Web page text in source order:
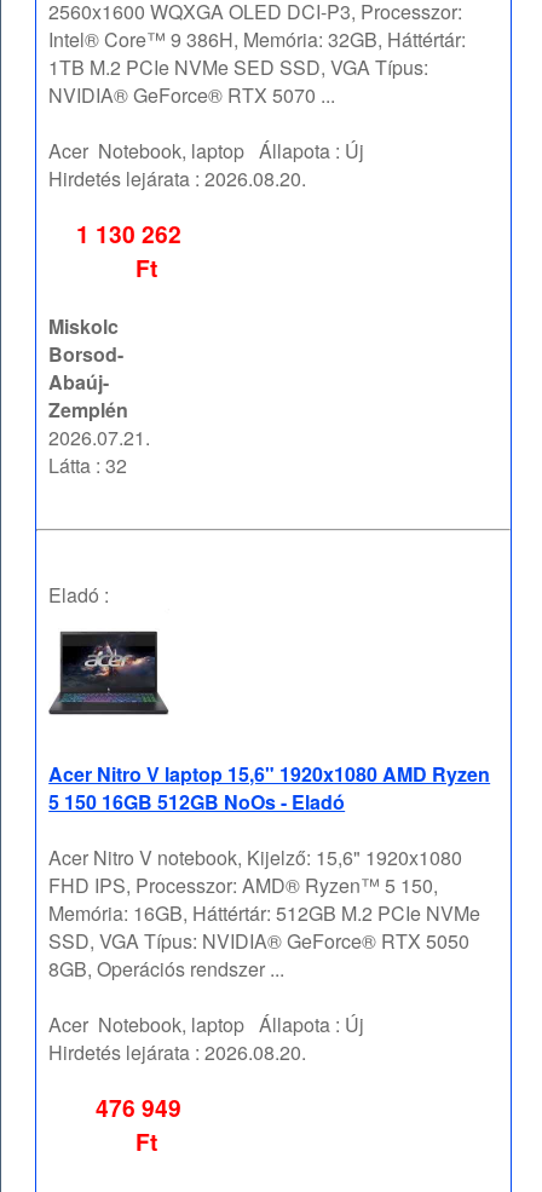
2560x1600 WQXGA OLED DCI-P3, Processzor:
Intel® Core™ 9 386H, Memória: 32GB, Háttértár:
1TB M.2 PCIe NVMe SED SSD, VGA Típus:
NVIDIA® GeForce® RTX 5070 ...
Acer Notebook, laptop Állapota : Új
Hirdetés lejárata :2026.08.20.
1 130 262
Ft
Miskolc
Borsod-
Abaúj-
Zemplén
2026.07.21.
Látta : 32
Eladó :
Acer Nitro V laptop 15,6" 1920x1080 AMD Ryzen
5 150 16GB 512GB NoOs - Eladó
Acer Nitro V notebook, Kijelző: 15,6" 1920x1080
FHD IPS, Processzor: AMD® Ryzen™ 5 150,
Memória: 16GB, Háttértár: 512GB M.2 PCIe NVMe
SSD, VGA Típus: NVIDIA® GeForce® RTX 5050
8GB, Operációs rendszer ...
Acer Notebook, laptop Állapota : Új
Hirdetés lejárata :2026.08.20.
476 949
Ft